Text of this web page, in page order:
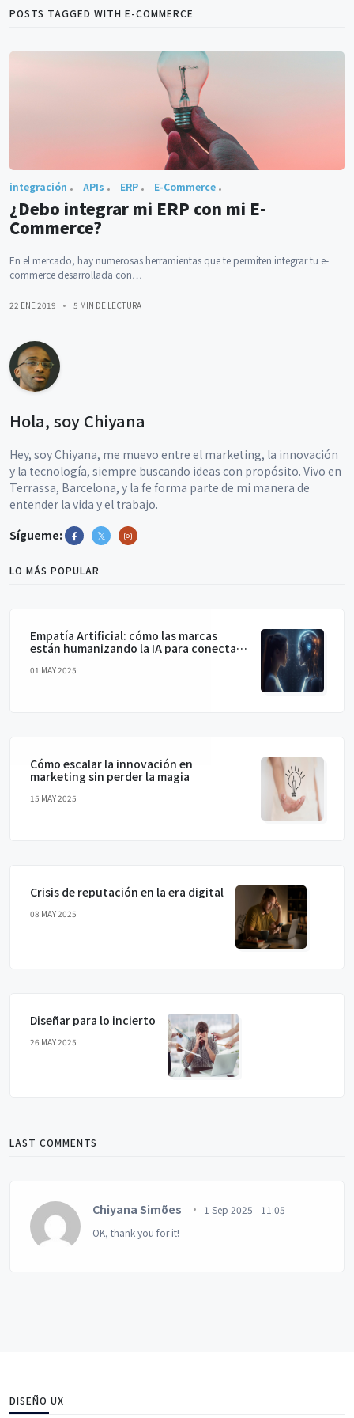
POSTS TAGGED WITH E-COMMERCE
integración APIs ERP E-Commerce
¿Debo integrar mi ERP con mi E-
Commerce?
En el mercado, hay numerosas herramientas que te permiten integrar tu e-
commerce desarrollada con…
22 ENE 2019 5 MIN DE LECTURA
Hola, soy Chiyana
Hey, soy Chiyana, me muevo entre el marketing, la innovación
y la tecnología, siempre buscando ideas con propósito. Vivo en
Terrassa, Barcelona, y la fe forma parte de mi manera de
entender la vida y el trabajo.
Sígueme:
LO MÁS POPULAR
Empatía Artificial: cómo las marcas
están humanizando la IA para conectar
01 MAY 2025
Cómo escalar la innovación en
marketing sin perder la magia
15 MAY 2025
Crisis de reputación en la era digital
08 MAY 2025
Diseñar para lo incierto
26 MAY 2025
LAST COMMENTS
Chiyana Simões
1 Sep 2025 - 11:05
OK, thank you for it!
DISEÑO UX